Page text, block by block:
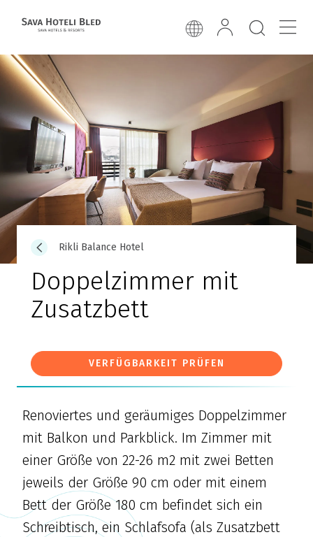
Rikli Balance Hotel
Doppelzimmer mit
Zusatzbett
VERFÜGBARKEIT PRÜFEN
Renoviertes und geräumiges Doppelzimmer
mit Balkon und Parkblick. Im Zimmer mit
einer Größe von 22-26 m2 mit zwei Betten
jeweils der Größe 90 cm oder mit einem
Bett der Größe 180 cm befindet sich ein
Schreibtisch, ein Schlafsofa (als Zusatzbett